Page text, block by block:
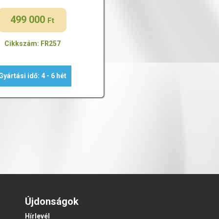
499 000 Ft
Cikkszám: FR257
idő: 4 - 6 hét
Újdonságok
Hírlevél